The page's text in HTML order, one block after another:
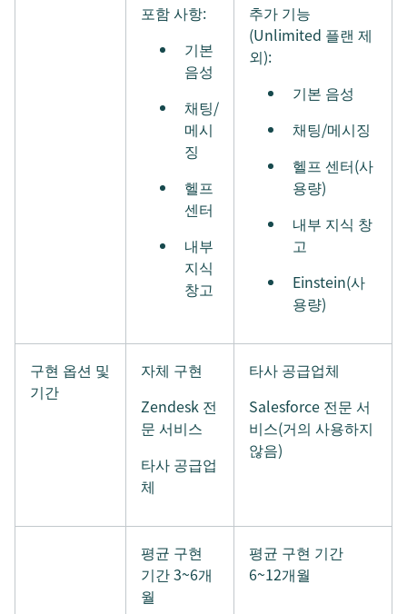
포함 사항:
기본
음성
채팅/
메시
징
헬프
센터
내부
지식
창고
추가 기능
(Unlimited 플랜 제
외):
기본 음성
채팅/메시징
헬프 센터(사
용량)
내부 지식 창
고
Einstein(사
용량)
구현 옵션 및
기간
자체 구현
Zendesk 전
문 서비스
타사 공급업
체
타사 공급업체
Salesforce 전문 서
비스(거의 사용하지
않음)
평균 구현
기간 3~6개
월
평균 구현 기간
6~12개월